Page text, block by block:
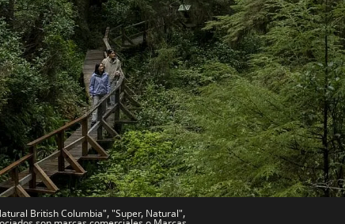
Sitios
– China
Sitios de Socios
Comercio e Inversión BC
Trabaja en BC
Bienvenido a BC
BC Indígena
British Columbia", "Super, Natural",